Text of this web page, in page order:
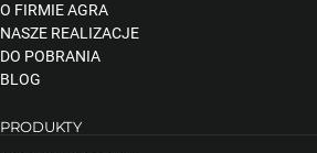
O FIRMIE AGRA
NASZE REALIZACJE
DO POBRANIA
BLOG
PRODUKTY